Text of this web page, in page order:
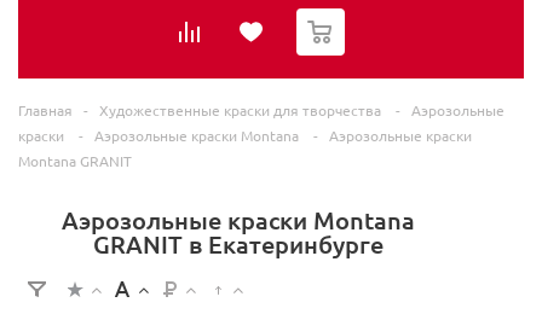
0
Главная - Художественные краски для творчества -
Аэрозольные
краски
- Аэрозольные краски Montana -
Аэрозольные краски
Montana GRANIT
Аэрозольные краски Montana
GRANIT в Екатеринбурге